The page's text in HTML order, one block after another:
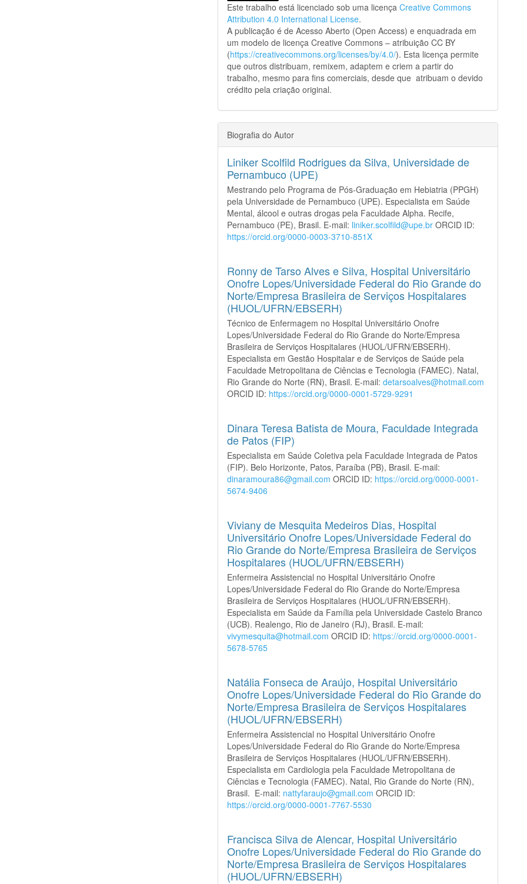
Este trabalho está licenciado sob uma licençaCreative Commons
Attribution 4.0 International License.
A publicação é de Acesso Aberto (Open Access) e enquadrada em
um modelo de licença Creative Commons – atribuição CC BY
(https://creativecommons.org/licenses/by/4.0/). Esta licença permite
que outros distribuam, remixem, adaptem e criem a partir do
trabalho, mesmo para fins comerciais, desde que atribuam o devido
crédito pela criação original.
Biografia do Autor
Liniker Scolfild Rodrigues da Silva, Universidade de
Pernambuco (UPE)
Mestrando pelo Programa de Pós-Graduação em Hebiatria (PPGH)
pela Universidade de Pernambuco (UPE). Especialista em Saúde
Mental, álcool e outras drogas pela Faculdade Alpha. Recife,
Pernambuco (PE), Brasil. E-mail: liniker.scolfild@upe.br ORCID ID:
https://orcid.org/0000-0003-3710-851X
Ronny de Tarso Alves e Silva, Hospital Universitário
Onofre Lopes/Universidade Federal do Rio Grande do
Norte/Empresa Brasileira de Serviços Hospitalares
(HUOL/UFRN/EBSERH)
Técnico de Enfermagem no Hospital Universitário Onofre
Lopes/Universidade Federal do Rio Grande do Norte/Empresa
Brasileira de Serviços Hospitalares (HUOL/UFRN/EBSERH).
Especialista em Gestão Hospitalar e de Serviços de Saúde pela
Faculdade Metropolitana de Ciências e Tecnologia (FAMEC). Natal,
Rio Grande do Norte (RN), Brasil. E-mail:detarsoalves@hotmail.com
ORCID ID: https://orcid.org/0000-0001-5729-9291
Dinara Teresa Batista de Moura, Faculdade Integrada
de Patos (FIP)
Especialista em Saúde Coletiva pela Faculdade Integrada de Patos
(FIP). Belo Horizonte, Patos, Paraíba (PB), Brasil. E-mail:
dinaramoura86@gmail.com ORCID ID: https://orcid.org/0000-0001-
5674-9406
Viviany de Mesquita Medeiros Dias, Hospital
Universitário Onofre Lopes/Universidade Federal do
Rio Grande do Norte/Empresa Brasileira de Serviços
Hospitalares (HUOL/UFRN/EBSERH)
Enfermeira Assistencial no Hospital Universitário Onofre
Lopes/Universidade Federal do Rio Grande do Norte/Empresa
Brasileira de Serviços Hospitalares (HUOL/UFRN/EBSERH).
Especialista em Saúde da Família pela Universidade Castelo Branco
(UCB). Realengo, Rio de Janeiro (RJ), Brasil. E-mail:
vivymesquita@hotmail.com ORCID ID: https://orcid.org/0000-0001-
5678-5765
Natália Fonseca de Araújo, Hospital Universitário
Onofre Lopes/Universidade Federal do Rio Grande do
Norte/Empresa Brasileira de Serviços Hospitalares
(HUOL/UFRN/EBSERH)
Enfermeira Assistencial no Hospital Universitário Onofre
Lopes/Universidade Federal do Rio Grande do Norte/Empresa
Brasileira de Serviços Hospitalares (HUOL/UFRN/EBSERH).
Especialista em Cardiologia pela Faculdade Metropolitana de
Ciências e Tecnologia (FAMEC). Natal, Rio Grande do Norte (RN),
Brasil. E-mail: nattyfaraujo@gmail.com ORCID ID:
https://orcid.org/0000-0001-7767-5530
Francisca Silva de Alencar, Hospital Universitário
Onofre Lopes/Universidade Federal do Rio Grande do
Norte/Empresa Brasileira de Serviços Hospitalares
(HUOL/UFRN/EBSERH)